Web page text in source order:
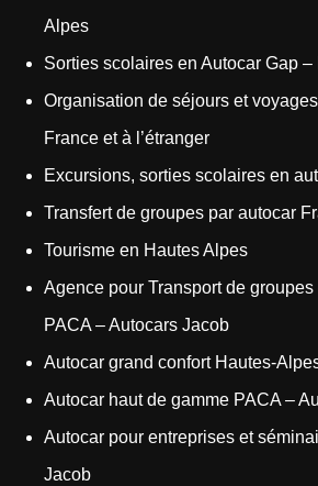
Alpes
Sorties scolaires en Autocar Gap
Organisation de séjours et
France et à l’étranger
Excursions, sorties scolaires en
Transfert de groupes par autocar
Tourisme en Hautes Alpes
Agence pour Transport de
PACA – Autocars Jacob
Autocar grand confort Hautes-
Autocar haut de gamme PACA –
Autocar pour entreprises et
Jacob